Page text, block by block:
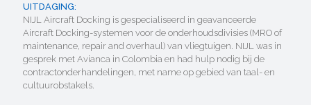
UITDAGING:
NIJL Aircraft Docking is gespecialiseerd in geavanceerde
Aircraft Docking-systemen voor de onderhoudsdivisies (MRO of
maintenance, repair and overhaul) van vliegtuigen. NIJL was in
gesprek met Avianca in Colombia en had hulp nodig bij de
contractonderhandelingen, met name op gebied van taal- en
cultuurobstakels.